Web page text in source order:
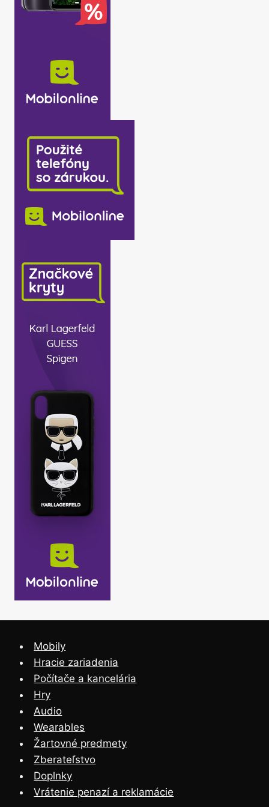
Mobily
Hracie zariadenia
Počítače a kancelária
Hry
Audio
Wearables
Žartovné predmety
Zberateľstvo
Doplnky
Vrátenie penazí a reklamácie